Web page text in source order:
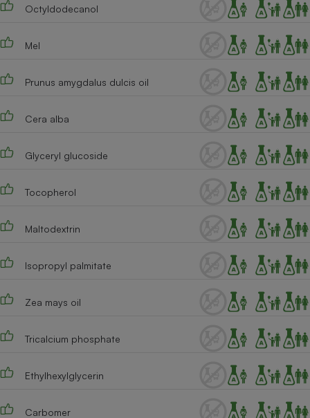
Octyldodecanol
Mel
Prunus amygdalus dulcis oil
Cera alba
Glyceryl glucoside
Tocopherol
Maltodextrin
Isopropyl palmitate
Zea mays oil
Tricalcium phosphate
Ethylhexylglycerin
Carbomer